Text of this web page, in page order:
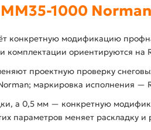
1000
конкретную модификацию
ориентируются на
проектную проверку
маркировка исполнения —
а 0,5 мм — конкретную
параметров меняет раскладку и